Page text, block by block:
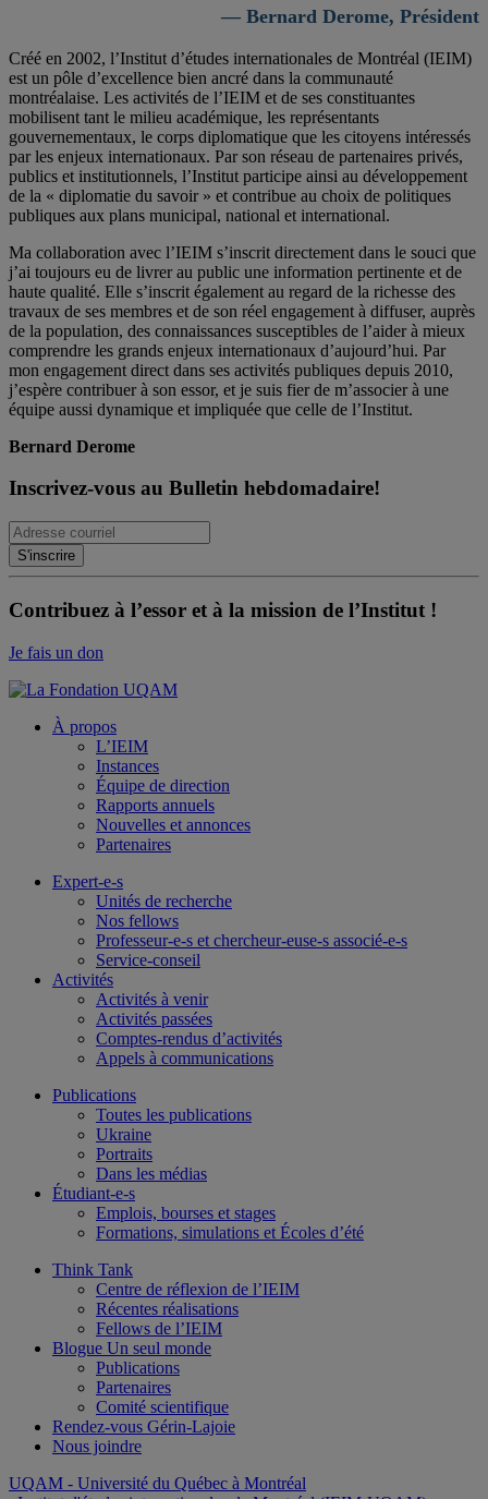
— Bernard Derome, Président
Créé en 2002, l’Institut d’études internationales de Montréal (IEIM)
est un pôle d’excellence bien ancré dans la communauté
montréalaise. Les activités de l’IEIM et de ses constituantes
mobilisent tant le milieu académique, les représentants
gouvernementaux, le corps diplomatique que les citoyens intéressés
par les enjeux internationaux. Par son réseau de partenaires privés,
publics et institutionnels, l’Institut participe ainsi au développement
de la « diplomatie du savoir » et contribue au choix de politiques
publiques aux plans municipal, national et international.
Ma collaboration avec l’IEIM s’inscrit directement dans le souci que
j’ai toujours eu de livrer au public une information pertinente et de
haute qualité. Elle s’inscrit également au regard de la richesse des
travaux de ses membres et de son réel engagement à diffuser, auprès
de la population, des connaissances susceptibles de l’aider à mieux
comprendre les grands enjeux internationaux d’aujourd’hui. Par
mon engagement direct dans ses activités publiques depuis 2010,
j’espère contribuer à son essor, et je suis fier de m’associer à une
équipe aussi dynamique et impliquée que celle de l’Institut.
Bernard Derome
Inscrivez-vous au Bulletin hebdomadaire!
Contribuez à l’essor et à la mission de l’Institut !
Je fais un don
À propos
L’IEIM
Instances
Équipe de direction
Rapports annuels
Nouvelles et annonces
Partenaires
Expert-e-s
Unités de recherche
Nos fellows
Professeur-e-s et chercheur-euse-s associé-e-s
Service-conseil
Activités
Activités à venir
Activités passées
Comptes-rendus d’activités
Appels à communications
Publications
Toutes les publications
Ukraine
Portraits
Dans les médias
Étudiant-e-s
Emplois, bourses et stages
Formations, simulations et Écoles d’été
Think Tank
Centre de réflexion de l’IEIM
Récentes réalisations
Fellows de l’IEIM
Blogue Un seul monde
Publications
Partenaires
Comité scientifique
Rendez-vous Gérin-Lajoie
Nous joindre
UQAM - Université du Québec à Montréal